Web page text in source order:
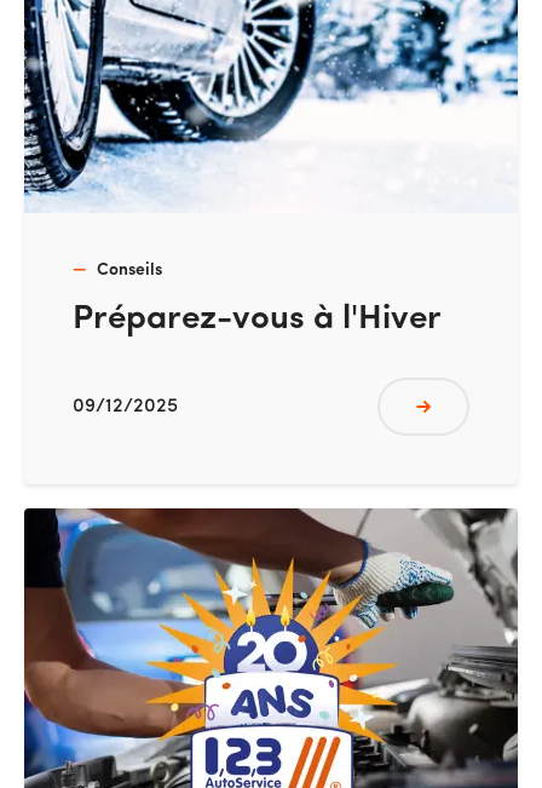
Conseils
Préparez-vous à l'Hiver
09/12/2025
Lire plus